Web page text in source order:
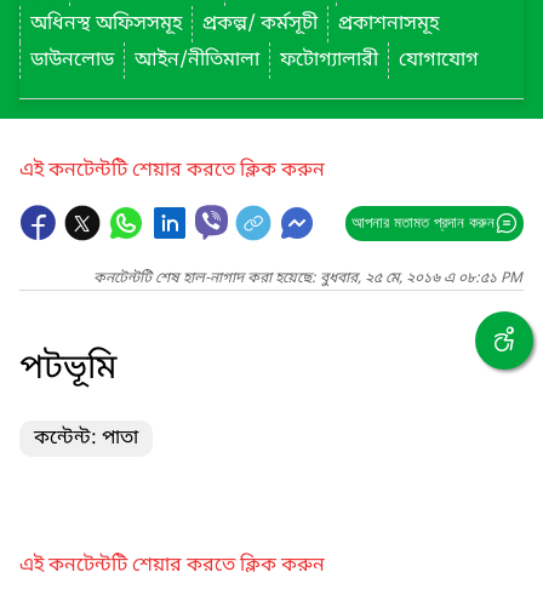
অধিনস্থ অফিসসমূহ
প্রকল্প/ কর্মসূচী
প্রকাশনাসমূহ
ডাউনলোড
আইন/নীতিমালা ফটোগ্যালারী যোগাযোগ
এই কনটেন্টটি শেয়ার করতে ক্লিক করুন
আপনার মতামত প্রদান করুন
কনটেন্টটি শেষ হাল-নাগাদ করা হয়েছে: বুধবার, ২৫ মে, ২০১৬ এ ০৮:৫১ PM
পটভূমি
কন্টেন্ট: পাতা
এই কনটেন্টটি শেয়ার করতে ক্লিক করুন